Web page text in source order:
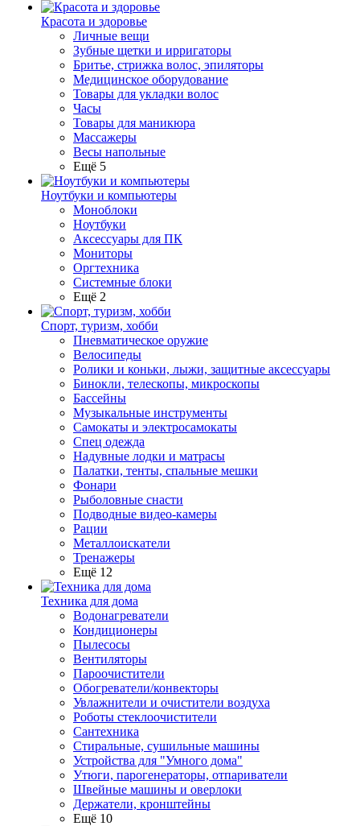
Красота и здоровье
Личные вещи
Зубные щетки и ирригаторы
Бритье, стрижка волос, эпиляторы
Медицинское оборудование
Товары для укладки волос
Часы
Товары для маникюра
Массажеры
Весы напольные
Ещё 5
Ноутбуки и компьютеры
Моноблоки
Ноутбуки
Аксессуары для ПК
Мониторы
Оргтехника
Системные блоки
Ещё 2
Спорт, туризм, хобби
Пневматическое оружие
Велосипеды
Ролики и коньки, лыжи, защитные аксессуары
Бинокли, телескопы, микроскопы
Бассейны
Музыкальные инструменты
Самокаты и электросамокаты
Спец одежда
Надувные лодки и матрасы
Палатки, тенты, спальные мешки
Фонари
Рыболовные снасти
Подводные видео-камеры
Рации
Металлоискатели
Тренажеры
Ещё 12
Техника для дома
Водонагреватели
Кондиционеры
Пылесосы
Вентиляторы
Пароочистители
Обогреватели/конвекторы
Увлажнители и очистители воздуха
Роботы стеклоочистители
Сантехника
Стиральные, сушильные машины
Устройства для "Умного дома"
Утюги, парогенераторы, отпариватели
Швейные машины и оверлоки
Держатели, кронштейны
Ещё 10